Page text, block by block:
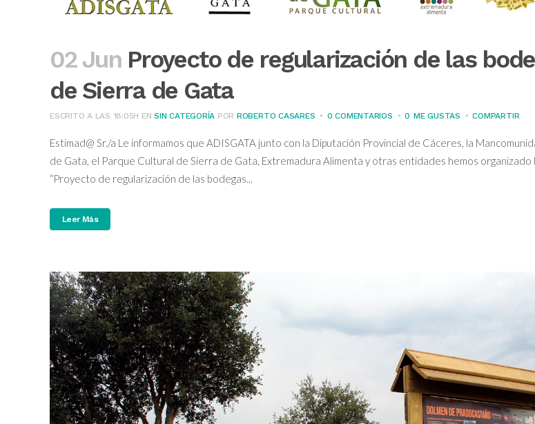
02 Jun Proyecto de regularización de las
de Sierra de Gata
ESCRITO A LAS 18:05H ENSIN CATEGORÍA POR ROBERTO CASARES 0 COMENTARIOS 0 ME GUSTAS COMPARTIR
Estimad@ Sr./a Le informamos que ADISGATA junto con la Diputación Provincial de Cáceres, la
de Gata, el Parque Cultural de Sierra de Gata, Extremadura Alimenta y otras entidades hemos organizado
“Proyecto de regularización de las bodegas...
Leer Más